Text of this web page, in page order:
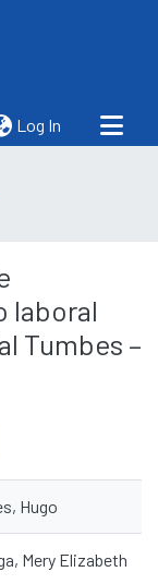
Log In (current)
laboral
Tumbes –
Hugo
Mery Elizabeth